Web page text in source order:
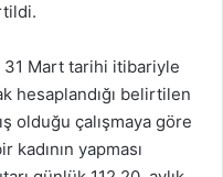
Mart tarihi itibariyle
hesaplandığı belirtilen
olduğu çalışmaya göre
kadının yapması